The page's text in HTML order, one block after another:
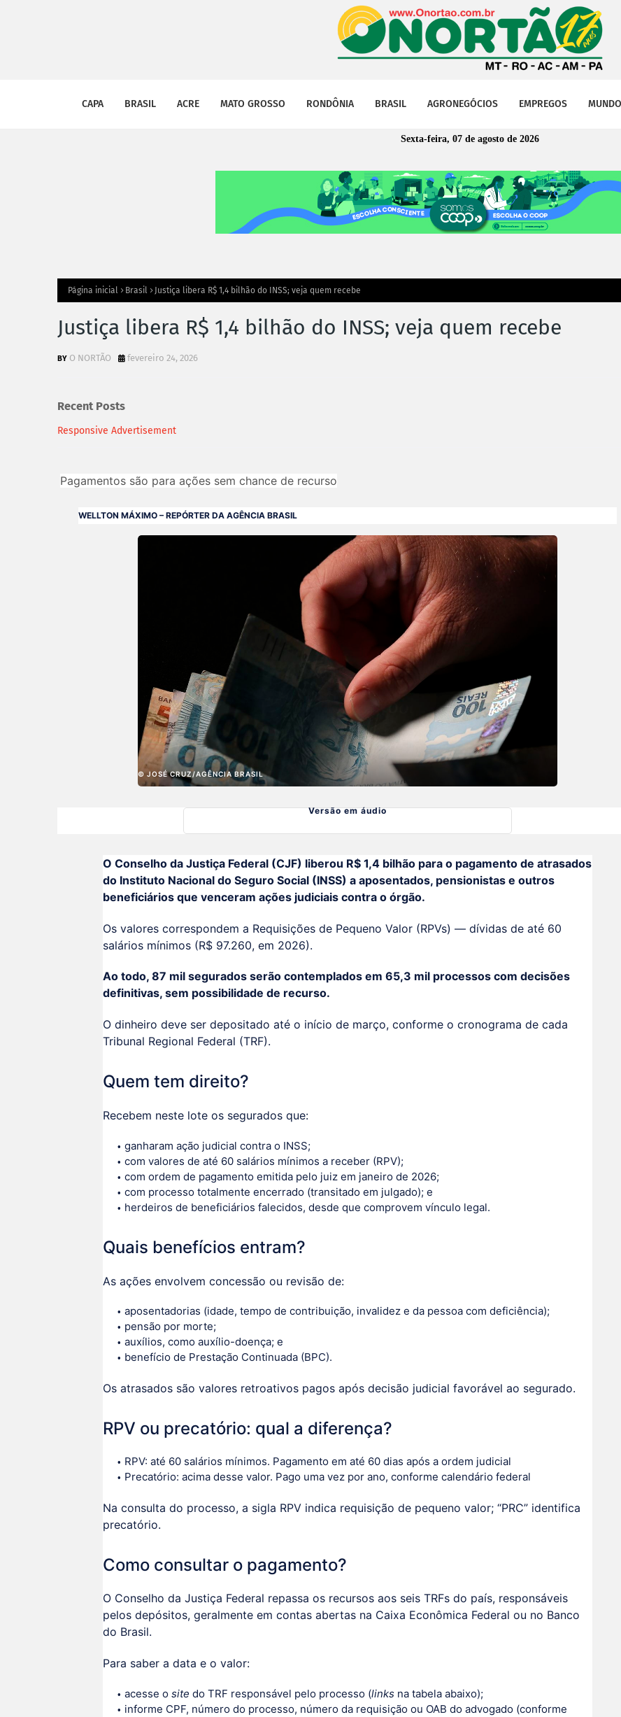
CAPA BRASIL ACRE MATO GROSSO RONDÔNIA BRASIL AGRONEGÓCIOS EMPREGOS MUNDO
Sexta-feira, 07 de agosto de 2026
Página inicial Brasil Justiça libera R$ 1,4 bilhão do INSS; veja quem recebe
Justiça libera R$ 1,4 bilhão do INSS; veja quem recebe
O NORTÃO fevereiro 24, 2026
Recent Posts
Responsive Advertisement
Pagamentos são para ações sem chance de recurso
WELLTON MÁXIMO – REPÓRTER DA AGÊNCIA BRASIL
© JOSÉ CRUZ/AGÊNCIA BRASIL
Versão em áudio
O Conselho da Justiça Federal (CJF) liberou R$ 1,4 bilhão para o pagamento de atrasados
do Instituto Nacional do Seguro Social (INSS) a aposentados, pensionistas e outros
beneficiários que venceram ações judiciais contra o órgão.
Os valores correspondem a Requisições de Pequeno Valor (RPVs) — dívidas de até 60
salários mínimos (R$ 97.260, em 2026).
Ao todo, 87 mil segurados serão contemplados em 65,3 mil processos com decisões
definitivas, sem possibilidade de recurso.
O dinheiro deve ser depositado até o início de março, conforme o cronograma de cada
Tribunal Regional Federal (TRF).
Quem tem direito?
Recebem neste lote os segurados que:
ganharam ação judicial contra o INSS;
com valores de até 60 salários mínimos a receber (RPV);
com ordem de pagamento emitida pelo juiz em janeiro de 2026;
com processo totalmente encerrado (transitado em julgado); e
herdeiros de beneficiários falecidos, desde que comprovem vínculo legal.
Quais benefícios entram?
As ações envolvem concessão ou revisão de:
aposentadorias (idade, tempo de contribuição, invalidez e da pessoa com deficiência);
pensão por morte;
auxílios, como auxílio-doença; e
benefício de Prestação Continuada (BPC).
Os atrasados são valores retroativos pagos após decisão judicial favorável ao segurado.
RPV ou precatório: qual a diferença?
RPV: até 60 salários mínimos. Pagamento em até 60 dias após a ordem judicial
Precatório: acima desse valor. Pago uma vez por ano, conforme calendário federal
Na consulta do processo, a sigla RPV indica requisição de pequeno valor; “PRC” identifica
precatório.
Como consultar o pagamento?
O Conselho da Justiça Federal repassa os recursos aos seis TRFs do país, responsáveis
pelos depósitos, geralmente em contas abertas na Caixa Econômica Federal ou no Banco
do Brasil.
Para saber a data e o valor:
acesse o site do TRF responsável pelo processo (linksna tabela abaixo);
informe CPF, número do processo, número da requisição ou OAB do advogado (conforme